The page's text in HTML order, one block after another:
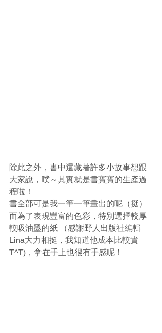
除此之外，書中還藏著許多小故事想跟
大家說，噗～其實就是書寶寶的生產過
程啦！
書全部可是我一筆一筆畫出的呢（挺）
而為了表現豐富的色彩，特別選擇較厚
較吸油墨的紙 （感謝野人出版社編輯
Lina大力相挺，我知道他成本比較貴
T^T)，拿在手上也很有手感呢！